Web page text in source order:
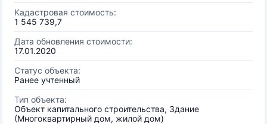
Кадастровая стоимость:
1 545 739,7
Дата обновления стоимости:
17.01.2020
Статус объекта:
Ранее учтенный
Тип объекта:
Объект капитального строительства, Здание
(Многоквартирный дом, жилой дом)